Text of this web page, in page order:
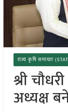
राज्य कृषि समाचार
श्री
अध्यक्ष